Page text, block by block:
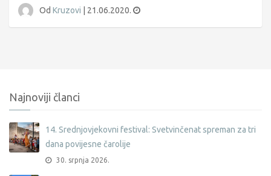
Od Kruzovi | 21.06.2020.
Najnoviji članci
14. Srednjovjekovni festival: Svetvinčenat spreman za tri
dana povijesne čarolije
30. srpnja 2026.